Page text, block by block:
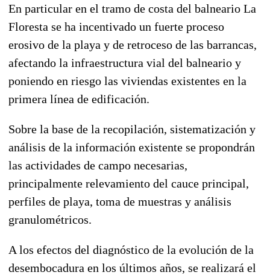
En particular en el tramo de costa del balneario La
Floresta se ha incentivado un fuerte proceso
erosivo de la playa y de retroceso de las barrancas,
afectando la infraestructura vial del balneario y
poniendo en riesgo las viviendas existentes en la
primera línea de edificación.
Sobre la base de la recopilación, sistematización y
análisis de la información existente se propondrán
las actividades de campo necesarias,
principalmente relevamiento del cauce principal,
perfiles de playa, toma de muestras y análisis
granulométricos.
A los efectos del diagnóstico de la evolución de la
desembocadura en los últimos años, se realizará el